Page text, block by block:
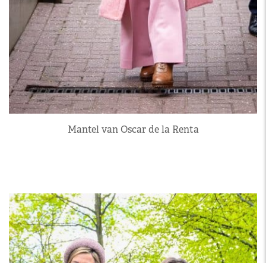
Mantel van Oscar de la Renta